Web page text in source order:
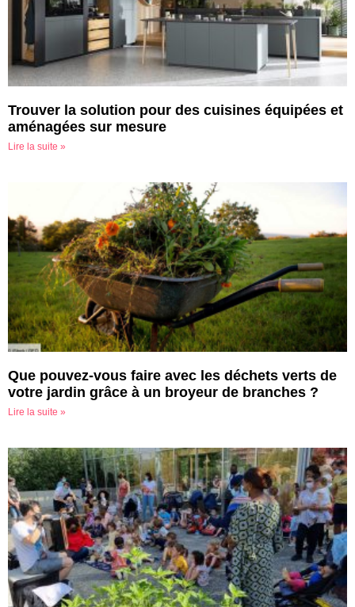
Trouver la solution pour des cuisines équipées et
aménagées sur mesure
Lire la suite »
Que pouvez-vous faire avec les déchets verts de
votre jardin grâce à un broyeur de branches ?
Lire la suite »